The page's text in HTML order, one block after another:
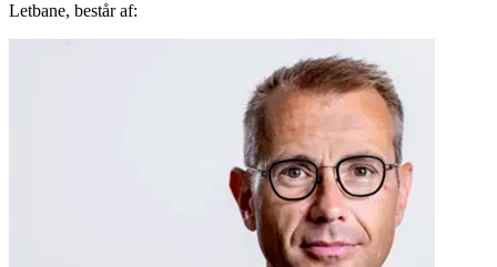
Letbane, består af: